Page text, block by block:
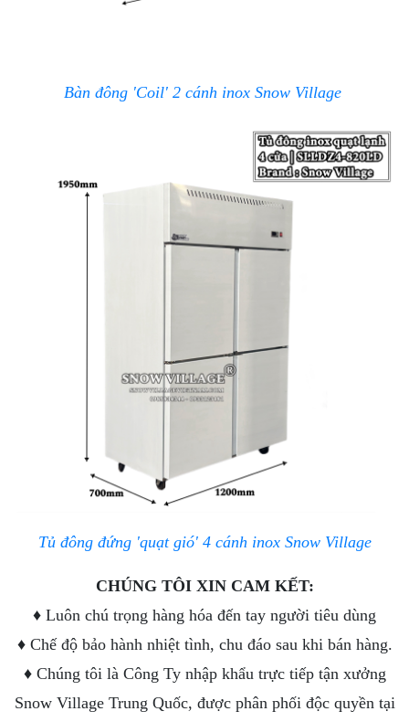
Bàn đông 'Coil' 2 cánh inox Snow Village
Tủ đông đứng 'quạt gió' 4 cánh inox Snow Village
CHÚNG TÔI XIN CAM KẾT:
♦ Luôn chú trọng hàng hóa đến tay người tiêu dùng
♦ Chế độ bảo hành nhiệt tình, chu đáo sau khi bán hàng.
♦ Chúng tôi là Công Ty nhập khẩu trực tiếp tận xưởng
Snow Village Trung Quốc, được phân phối độc quyền tại